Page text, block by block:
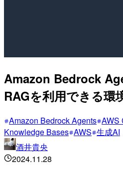
Amazon Bedrock
RAGを利用できる環
Amazon Bedrock Agents AWS
Knowledge Bases AWS 生成AI
酒井貴央
2024.11.28